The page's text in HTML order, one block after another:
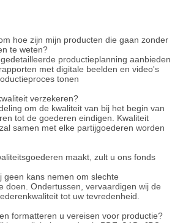
hoe zijn mijn producten die gaan zonder
te weten?
productieplanning aanbieden
met digitale beelden en video's
tonen
verzekeren?
om de kwaliteit van bij het begin van
tot de goederen eindigen. Kwaliteit
samen met elke partijgoederen worden
maakt, zult u ons fonds
geen kans nemen om slechte
doen. Ondertussen, vervaardigen wij de
tot uw tevredenheid.
formatteren u vereisen voor productie?